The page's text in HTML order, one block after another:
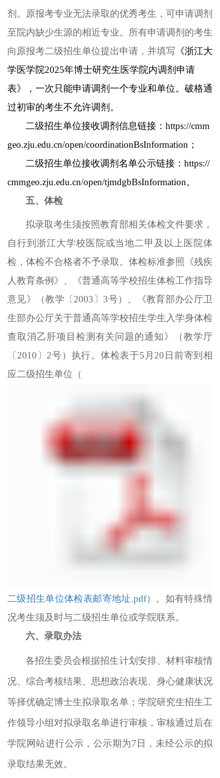
剂。原报考专业无法录取的优秀考生，可申请调剂
至院内缺少生源的相近专业。所有申请调剂的考生
向原报考二级招生单位提出申请，并填写 《浙江大
学医学院2025年博士研究生 医学院内调剂申请
表》
， 一次只能申请调剂一个专业和单位。破格通
过初审的考生不允许调剂。
二级招生单位接收调剂信息链接： https://cmm
geo.zju.edu.cn/open/coordinationBsInformation ；
二级招生单位接收调剂名单公示链接： https://
cmmgeo.zju.edu.cn/open/tjmdgbBsInformation。
五、体检
拟录取考生须按照教育部相关体检文件要求，
自行到浙江大学校医院或当地二甲及以上医院体
检，体检不合格者不予录取。体检标准参照《残疾
人教育条例》 、
《普通高等学校招生体检工作指导
意见》（教学〔 2003〕3号）、《教育部办公厅卫
生部办公厅关于普通高等学校招生学生入学身体检
查取消乙肝项目检测有关问题的通知》（教学厅
〔2010〕2号）执行。 体检表于5 月 20 日前寄到相
应二级招生单位 （
二级招生单位体检表邮寄地址.pdf） 。如有特殊情
况考生须及时与二级招生单位或学院联系。
六、录取办法
各招生委员会根据招生计划安排、材料审核情
况、综合考核结果、思想政治表现、身心健康状况
等择优确定博士生拟录取名单 ；学院研究生招生工
作领导小组对拟录取名单进行审核， 审核通过后在
学院网站进行公示，公示期为7 日， 未经公示的拟
录取结果无效。